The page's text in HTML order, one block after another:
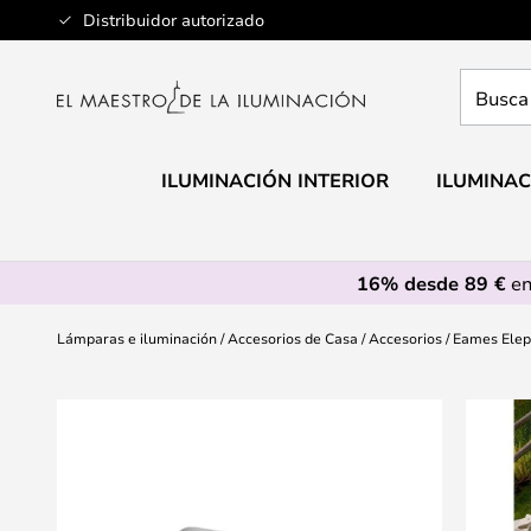
Distribuidor autorizado
Ir
al
aquí
ILUMINACIÓN INTERIOR
16% desde 89 €
Lámparas e iluminación Accesorios de Casa Accesorios Eames